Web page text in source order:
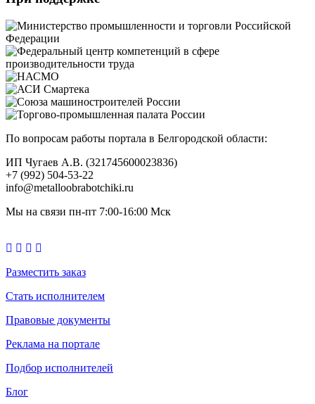
По вопросам работы портала в Белгородской области:
ИП Чугаев А.В. (321745600023836)
+7 (992) 504-53-22
info@metalloobrabotchiki.ru
Мы на связи пн-пт 7:00-16:00 Мск
Разместить заказ
Стать исполнителем
Правовые документы
Реклама на портале
Подбор исполнителей
Блог